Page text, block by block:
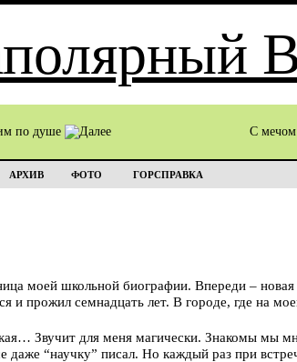
по душе С мечом
АРХИВ ФОТО ГОРСПРАВКА
моей школьной биографии. Впереди –
и прожил семнадцать лет. В городе, где на
Звучит для меня магически. Знакомы мы
даже “научку” писал. Но каждый раз при